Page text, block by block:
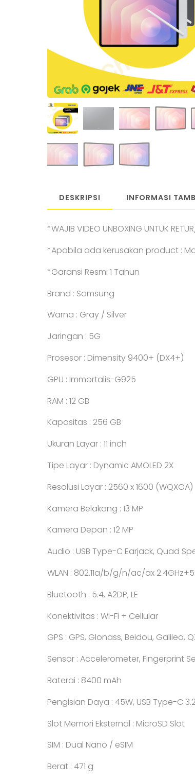
DESKRIPSI INFORMASI
*WAJIB VIDEO UNBOXING UNTUK
*Apabila ada kerusakan product :
*Garansi Resmi 1 Tahun
Brand : Samsung
Warna : Gray / Silver
Jaringan : 5G
Prosesor : Dimensity 9400+ (DX4+)
GPU : Immortalis-G925
RAM : 12 GB
Kapasitas : 256 GB
Ukuran Layar : 11 inch
Tipe Layar : Dynamic AMOLED 2X
Resolusi Layar : 2560 x 1600 (WQXGA)
Kamera Belakang : 13 MP
Kamera Depan : 12 MP
Audio : USB Type-C Earjack, Quad
WLAN : 802.11a/b/g/n/ac/ax
Bluetooth : 5.4, A2DP, LE
Konektivitas : Wi-Fi + Cellular
GPS : GPS, Glonass, Beidou, Galileo,
Sensor : Accelerometer, Fingerprint
Baterai : 8400 mAh
Pengisian Daya : 45W, USB Type-C
Slot Memori Eksternal : MicroSD Slot
SIM : Dual Nano / eSIM
Berat : 471 g